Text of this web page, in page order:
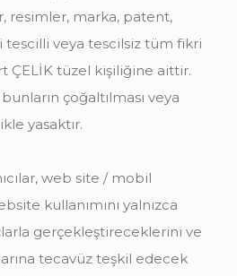
resimler, marka, patent,
tescilli veya tescilsiz tüm fikri
ÇELİK tüzel kişiliğine aittir.
bunların çoğaltılması veya
yasaktır.
web site / mobil
kullanımını yalnızca
gerçekleştireceklerini ve
tecavüz teşkil edecek